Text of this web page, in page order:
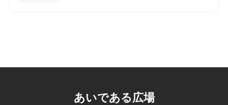
あいである広場